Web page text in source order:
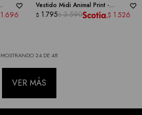
1.696
Vestido Midi Animal Print -
SHARAGANO
$ 1.795$ 3.590 $ 1.526
MOSTRANDO 24 DE48
VER MÁS